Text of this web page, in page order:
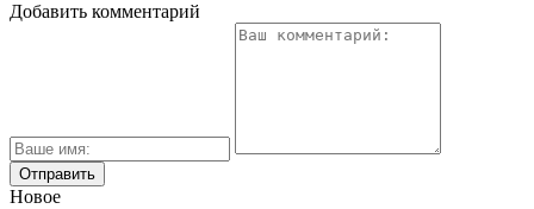
Добавить комментарий
Новое